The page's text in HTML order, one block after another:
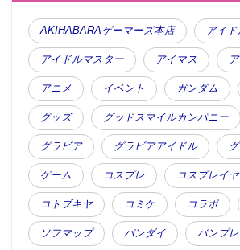
AKIHABARAゲーマーズ本店 アイド
アイドルマスター アイマス
アニメ イベント ガンダム
グッズ グッドスマイルカンパニー
グラビア グラビアアイドル
ゲーム コスプレ コスプレイ
コトブキヤ コミケ コラボ
ソフマップ バンダイ バンプ